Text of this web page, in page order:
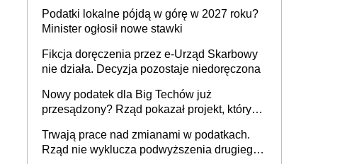
umowy cywilnoprawnej jedynym
racjonalnym wyjściem
Podatki lokalne pójdą w górę w 2027 roku?
Minister ogłosił nowe stawki
Fikcja doręczenia przez e-Urząd Skarbowy
nie działa. Decyzja pozostaje niedoręczona
Nowy podatek dla Big Techów już
przesądzony? Rząd pokazał projekt, który
Trwają prace nad zmianami w podatkach.
Rząd nie wyklucza podwyższenia drugiego